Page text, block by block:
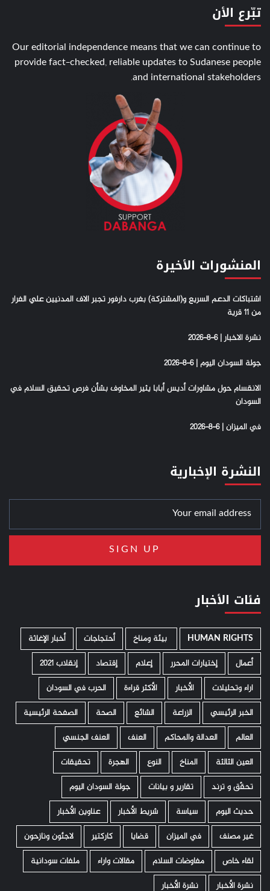
تبّرع الأن
Our editorial independence means that we can continue to
provide fact-checked, reliable updates to Sudanese people
and international stakeholders.
المنشورات الأخيرة
اشتباكات الدعم السريع و(المشتركة) بغرب دارفور تجبر الاف المدنيين علي الفرار
من 11 قرية
نشرة الاخبار | 6-8-2026
جولة السودان اليوم | 6-8-2026
الانقسام حول مشاورات أديس أبابا يثير المخاوف بشأن فرص تحقيق السلام في
السودان
في الميزان | 6-8-2026
النشرة الإخبارية
فئات الأخبار
HUMAN RIGHTS ­ بيئة ومناخ أحتجاجات
أخبار الإغاثة
أعمال
إختيارات المحرر إعلام إقتصاد
إنقلاب 2021
اراء وتحليلات
الأخبار الأكثر قراءة
الحرب في السودان
الخبر الرئيسي
الزراعة الشائع الصحة
الصفحة الرئيسية
العالم
العدالة والمحاكم العنف
العنف الجنسي
العين الثالثة
المناخ النوع الهجرة
تحقيقات
تحقّق و ترند
تقارير و بيانات
جولة السودان اليوم
حديث اليوم
سياسة شريط الأخبار
عناوين الأخبار
غير مصنف
في الميزان قضايا كاركتير
لاجئون ونازحون
لقاء خاص
مفاوضات السلام مقالات واراء
ملفات سودانية
نشرة الأخبار
نشرة الأخبار